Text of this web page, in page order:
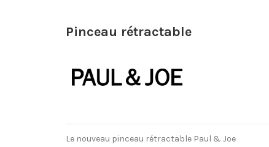
Pinceau rétractable
Le nouveau pinceau rétractable Paul & Joe